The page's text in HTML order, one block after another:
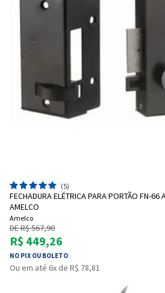
(5)
FECHADURA ELÉTRICA PARA PORTÃO FN-66
AMELCO
Amelco
DE R$ 567,90
R$ 449,26
NO PIX OU BOLETO
Ou em até 6x de R$ 78,81